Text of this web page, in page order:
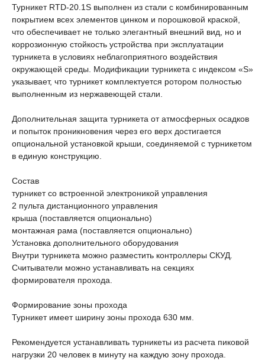
Турникет RTD-20.1S выполнен из стали с комбинированным
покрытием всех элементов цинком и порошковой краской,
что обеспечивает не только элегантный внешний вид, но и
коррозионную стойкость устройства при эксплуатации
турникета в условиях неблагоприятного воздействия
окружающей среды. Модификации турникета с индексом «S»
указывает, что турникет комплектуется ротором полностью
выполненным из нержавеющей стали.
Дополнительная защита турникета от атмосферных осадков
и попыток проникновения через его верх достигается
опциональной установкой крыши, соединяемой с турникетом
в единую конструкцию.
Состав
турникет со встроенной электроникой управления
2 пульта дистанционного управления
крыша (поставляется опционально)
монтажная рама (поставляется опционально)
Установка дополнительного оборудования
Внутри турникета можно разместить контроллеры СКУД.
Считыватели можно устанавливать на секциях
формирователя прохода.
Формирование зоны прохода
Турникет имеет ширину зоны прохода 630 мм.
Рекомендуется устанавливать турникеты из расчета пиковой
нагрузки 20 человек в минуту на каждую зону прохода.